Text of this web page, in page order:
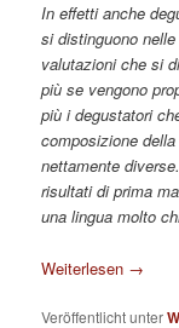
In effetti anche
si distinguono
valutazioni che si
più se vengono
più i degustatori
composizione
nettamente
risultati di prima
una lingua molto
Weiterlesen →
Veröffentlicht unter